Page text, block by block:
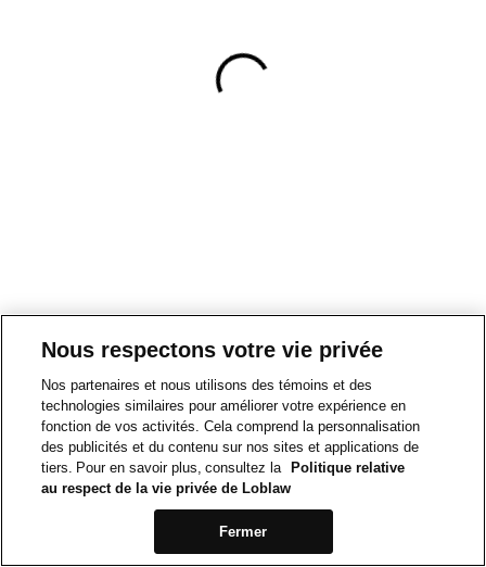
Nous respectons votre vie privée
Nos partenaires et nous utilisons des témoins et des
technologies similaires pour améliorer votre expérience en
fonction de vos activités. Cela comprend la personnalisation
des publicités et du contenu sur nos sites et applications de
tiers. Pour en savoir plus, consultez la
Politique relative
au respect de la vie privée de Loblaw
Fermer